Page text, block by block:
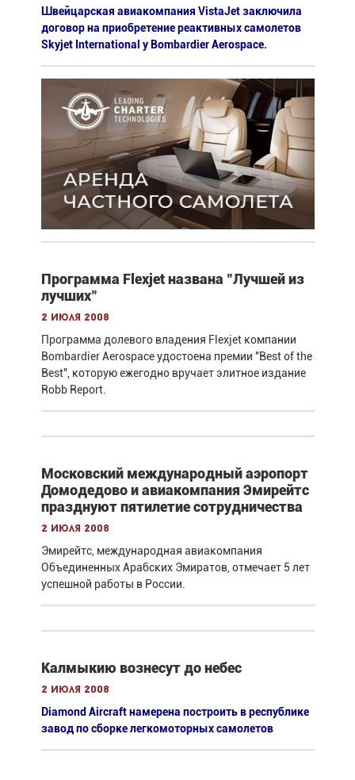
Швейцарская авиакомпания VistaJet заключила
договор на приобретение реактивных самолетов
Skyjet International у Bombardier Aerospace.
Программа Flexjet названа "Лучшей из
лучших"
2 июля 2008
Программа долевого владения Flexjet компании
Bombardier Aerospace удостоена премии "Best of the
Best", которую ежегодно вручает элитное издание
Robb Report.
Московский международный аэропорт
Домодедово и авиакомпания Эмирейтс
празднуют пятилетие сотрудничества
2 июля 2008
Эмирейтс, международная авиакомпания
Объединенных Арабских Эмиратов, отмечает 5 лет
успешной работы в России.
Калмыкию вознесут до небес
2 июля 2008
Diamond Aircraft намерена построить в республике
завод по сборке легкомоторных самолетов